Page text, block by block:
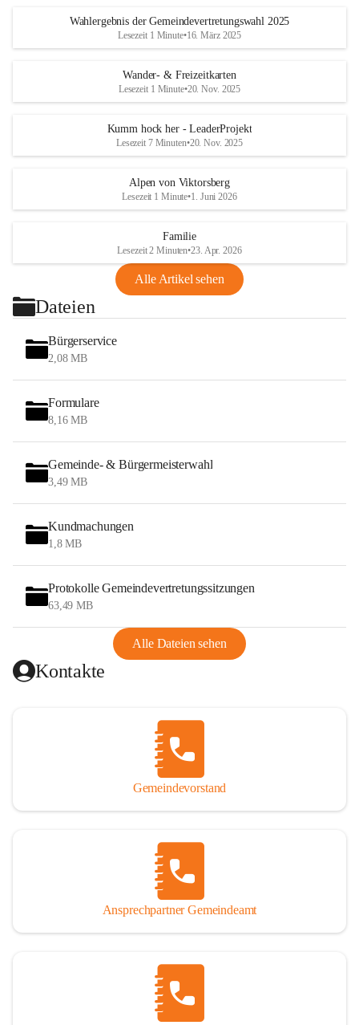
Wahlergebnis der Gemeindevertretungswahl 2025
Lesezeit 1 Minute•16. März 2025
Wander- & Freizeitkarten
Lesezeit 1 Minute•20. Nov. 2025
Kumm hock her - LeaderProjekt
Lesezeit 7 Minuten•20. Nov. 2025
Alpen von Viktorsberg
Lesezeit 1 Minute•1. Juni 2026
Familie
Lesezeit 2 Minuten•23. Apr. 2026
Alle Artikel sehen
Dateien
Bürgerservice
2,08 MB
Formulare
8,16 MB
Gemeinde- & Bürgermeisterwahl
3,49 MB
Kundmachungen
1,8 MB
Protokolle Gemeindevertretungssitzungen
63,49 MB
Alle Dateien sehen
Kontakte
Gemeindevorstand
Ansprechpartner Gemeindeamt